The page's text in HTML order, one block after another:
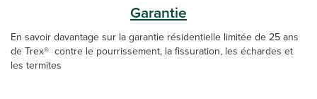
Garantie
En savoir davantage sur la garantie résidentielle limitée de 25 ans
de Trex® contre le pourrissement, la fissuration, les échardes et
les termites